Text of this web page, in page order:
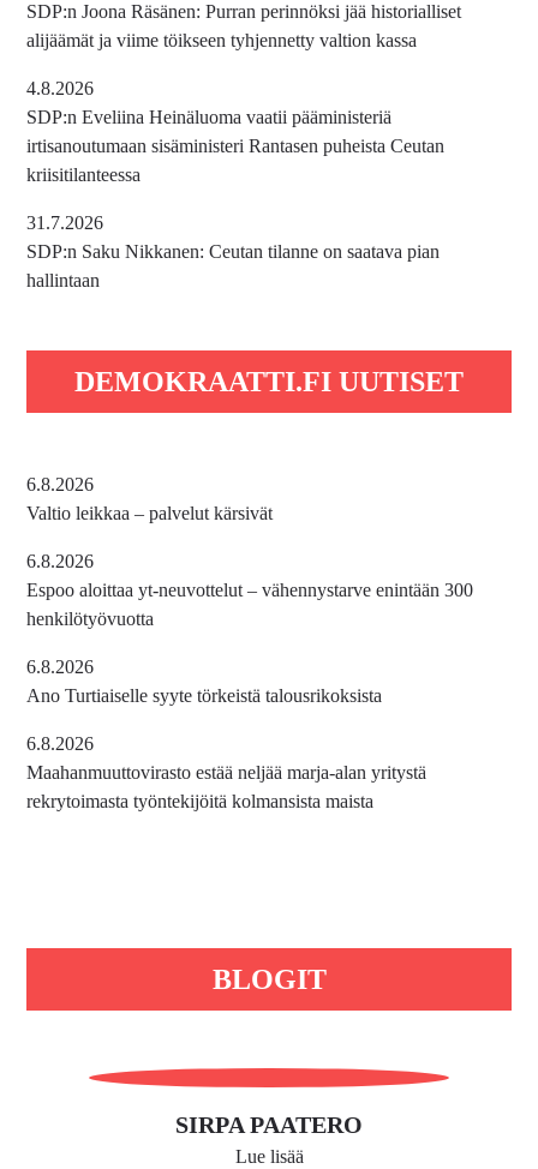
SDP:n Joona Räsänen: Purran perinnöksi jää historialliset
alijäämät ja viime töikseen tyhjennetty valtion kassa
4.8.2026
SDP:n Eveliina Heinäluoma vaatii pääministeriä
irtisanoutumaan sisäministeri Rantasen puheista Ceutan
kriisitilanteessa
31.7.2026
SDP:n Saku Nikkanen: Ceutan tilanne on saatava pian
hallintaan
DEMOKRAATTI.FI UUTISET
6.8.2026
Valtio leikkaa – palvelut kärsivät
6.8.2026
Espoo aloittaa yt-neuvottelut – vähennystarve enintään 300
henkilötyövuotta
6.8.2026
Ano Turtiaiselle syyte törkeistä talousrikoksista
6.8.2026
Maahanmuuttovirasto estää neljää marja-alan yritystä
rekrytoimasta työntekijöitä kolmansista maista
BLOGIT
SIRPA PAATERO
Lue lisää